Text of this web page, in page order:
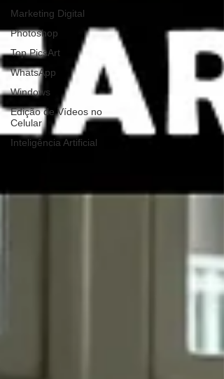
Marketing Digital
Photoshop
Top PicsArt
WhatsApp
Windows
Edição de Vídeos no
Celular
Inteligência Artificial